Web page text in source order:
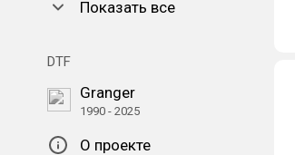
Показать все
DTF
Granger
1990 - 2025
О проекте